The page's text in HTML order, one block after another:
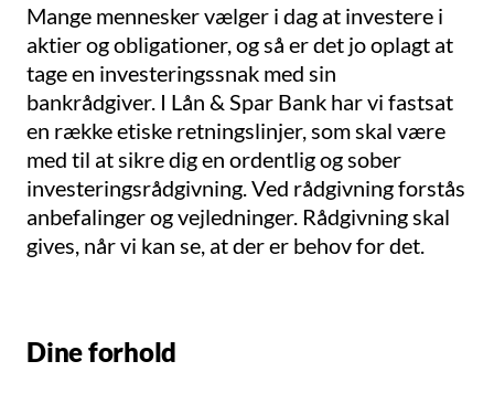
Mange mennesker vælger i dag at investere i
aktier og obligationer, og så er det jo oplagt at
tage en investeringssnak med sin
bankrådgiver. I Lån & Spar Bank har vi fastsat
en række etiske retningslinjer, som skal være
med til at sikre dig en ordentlig og sober
investeringsrådgivning. Ved rådgivning forstås
anbefalinger og vejledninger. Rådgivning skal
gives, når vi kan se, at der er behov for det.
Dine forhold